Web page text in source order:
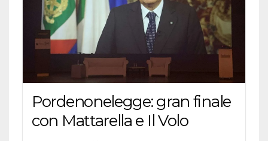
Pordenonelegge: gran finale
con Mattarella e Il Volo